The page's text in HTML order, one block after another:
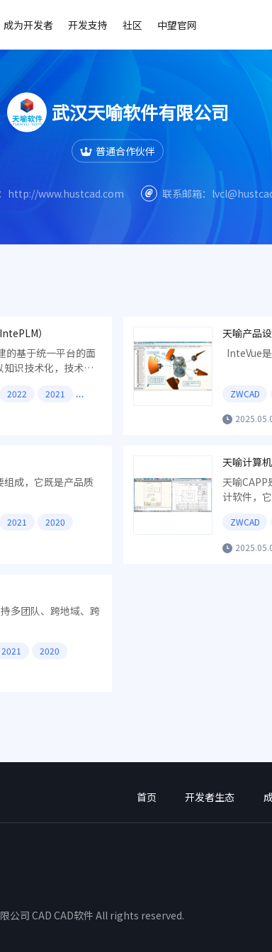
成为开发者 开发支持 社区 中望官网
武汉天喻软件有限公司
普通合作伙伴
http://www.hustcad.com 联系邮箱：
）
的基于统一平台的面
识技术化，技术标
购及服务一体化的
2022 2021
天喻产品
InteVue
ZWCAD
成，它既是产品质
2021 2020
天喻计算
天喻
计软件，
ZWCAD
多团队、跨地域、跨
2021 2020
首页 开发者生态
公司 CAD CAD软件 All rights reserved.